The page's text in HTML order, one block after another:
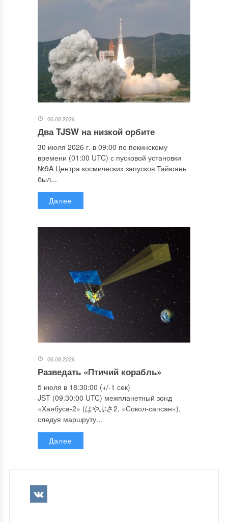
06.08.2026
Два TJSW на низкой орбите
30 июля 2026 г. в 09:00 по пекинскому
времени (01:00 UTC) с пусковой установки
№9A Центра космических запусков Тайюань
был...
Далее
06.08.2026
Разведать «Птичий корабль»
5 июля в 18:30:00 (+/-1 сек)
JST (09:30:00 UTC) межпланетный зонд
«Хаябуса-2» (はやぶさ2, «Сокол-сапсан»),
следуя маршруту...
Далее